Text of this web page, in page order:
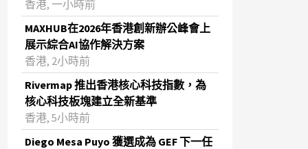
香港, 一小時前
MAXHUB在2026年香港創新辦公峰會上
展示綜合AI協作解決方案
香港, 2小時前
Rivermap 推出香港核心科技指數，為
核心科技板塊建立全新基準
香港, 5小時前
Diego Mesa Puyo 獲選成為 GEF 下一任